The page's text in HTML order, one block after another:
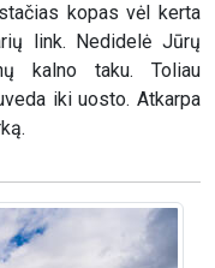
kopas vėl kerta
link. Nedidelė Jūrų
kalno taku. Toliau
iki uosto. Atkarpa